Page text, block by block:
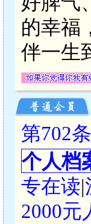
的幸福
伴一
第702条
个人档
专在读|
2000元